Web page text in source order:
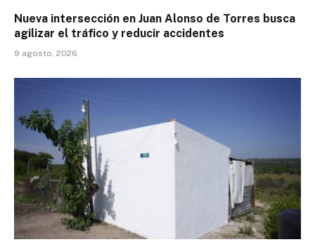
Nueva intersección en Juan Alonso de Torres busca
agilizar el tráfico y reducir accidentes
9 agosto, 2026